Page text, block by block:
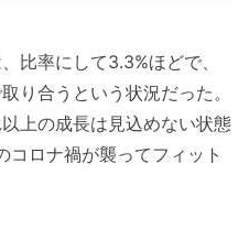
比率にして3.3%ほどで、
り合うという状況だった。
上の成長は見込めない状態
ロナ禍が襲ってフィット